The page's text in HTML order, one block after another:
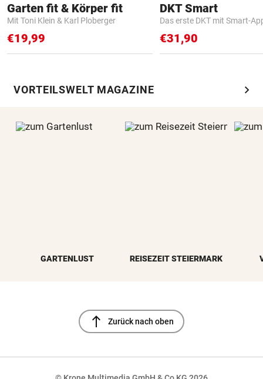
Garten fit & Körper fit
Mit Toni Klein & Karl Ploberger
€19,99
DKT Smart
Das erste DKT mit Smart-
€31,90
VORTEILSWELT MAGAZINE chevron_right
GARTENLUST REISEZEIT STEIERMARK
north Zurück nach oben